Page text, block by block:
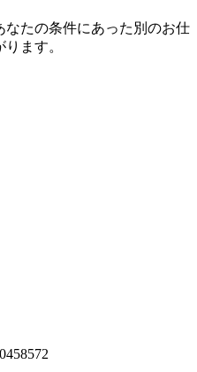
なたの条件にあった別のお仕
ります。